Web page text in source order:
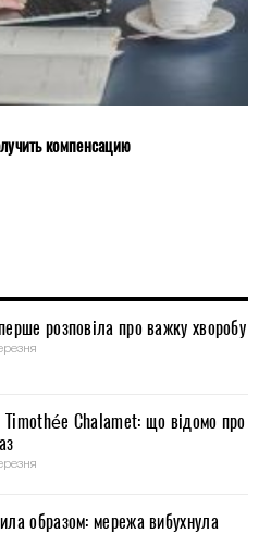
компенсацию
розповіла про важку хворобу
Timothée Chalamet: що відомо про
образом: мережа вибухнула